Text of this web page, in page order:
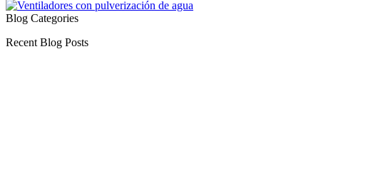
Blog Categories
Recent Blog Posts